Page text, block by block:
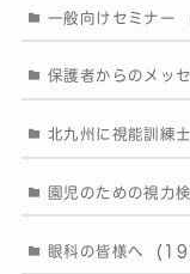
一般向けセミナー
保護者からのメッ
北九州に視能訓練
園児のための視力
眼科の皆様へ